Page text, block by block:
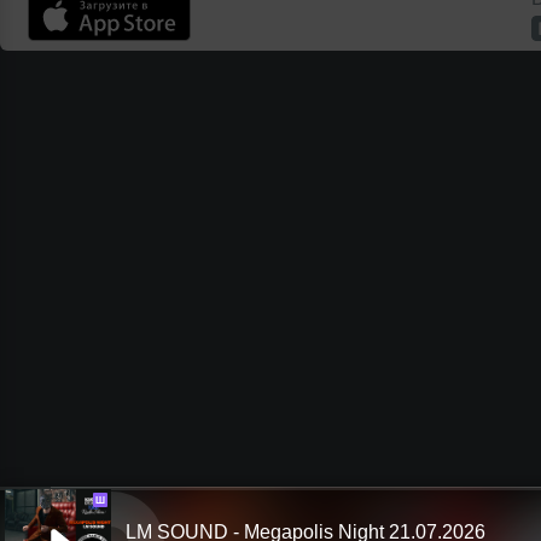
Ш
LM SOUND - Megapolis Night 21.07.2026